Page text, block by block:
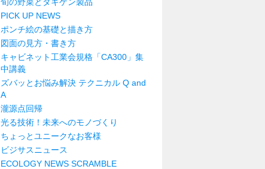
PICK UP NEWS
ポンチ絵の基礎と描き方
図面の見方・書き方
キャビネット工業会規格「CA300」集
中講義
ズバッとお悩み解決 テクニカル Q and
A
瀧源点回帰
光る技術！未来へのモノづくり
ちょっとユニークなお客様
ビジサスニュース
ECOLOGY NEWS SCRAMBLE